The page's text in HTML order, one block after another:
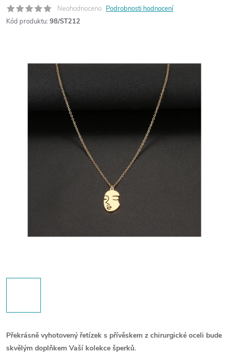
Neohodnoceno Podrobnosti hodnocení
Kód produktu: 98/ST212
Překrásně vyhotovený řetízek s přívěskem z chirurgické oceli bude
skvělým doplňkem Vaší kolekce šperků.